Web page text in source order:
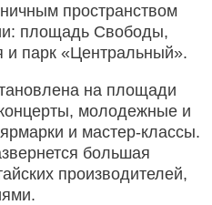
пространством
площадь Свободы,
и парк «Центральный».
на площади
молодежные и
и мастер-классы.
большая
производителей,